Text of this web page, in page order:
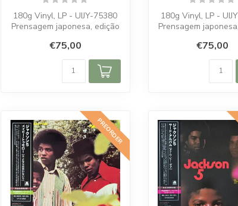
180g Vinyl, LP - UIJY-75380
Prensagem japonesa, edição
€75,00
180g Vinyl, LP -
Prensagem
€75,00
PREORDER